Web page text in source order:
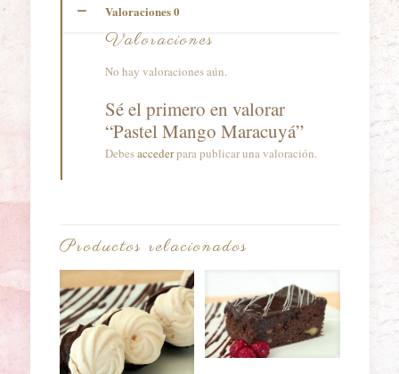
Valoraciones0
Valoraciones
No hay valoraciones aún.
Sé el primero en valorar
“Pastel Mango Maracuyá”
Debesaccederpara publicar una valoración.
Productos relacionados